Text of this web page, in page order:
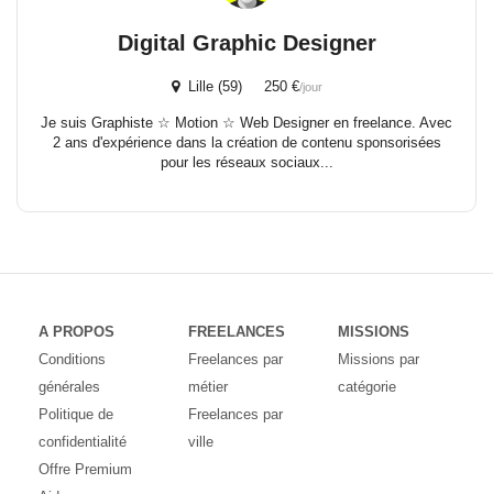
Digital Graphic Designer
Lille (59) 250 €/jour
Je suis Graphiste ☆ Motion ☆ Web Designer en freelance. Avec
2 ans d'expérience dans la création de contenu sponsorisées
pour les réseaux sociaux...
A PROPOS
Conditions
générales
Politique de
confidentialité
Offre Premium
FREELANCES
Freelances par
métier
Freelances par
ville
MISSIONS
Missions par
catégorie